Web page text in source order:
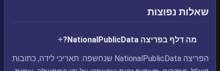
שאלות נפוצות
מה דלף בפריצה NationalPublicData?
הפריצה NationalPublicData שנחשפה: תאריכי לידה, כתובות